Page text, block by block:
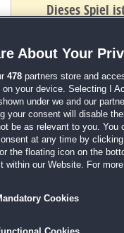
Dieses Spiel
lüfte dunkle Geheimnisse!
Deine
jetzt!
Spiele
Bonusinhalte frei
About Your
478 partners store and
on your device. Selecting I
under we and our
your consent will disable
be as relevant to you. You
at any time by
the floating icon on the
within our Website. For
Cookies